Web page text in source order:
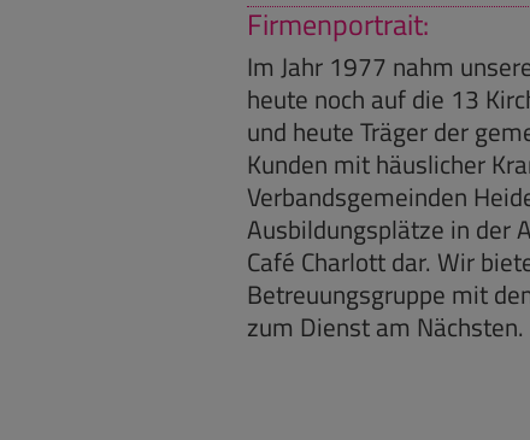
Firmenportrait:
Im Jahr 1977 nahm
heute noch auf die 13
und heute Träger der
Kunden mit häuslicher
Verbandsgemeinden
Ausbildungsplätze in der
Café Charlott dar. Wir
Betreuungsgruppe mit
zum Dienst am